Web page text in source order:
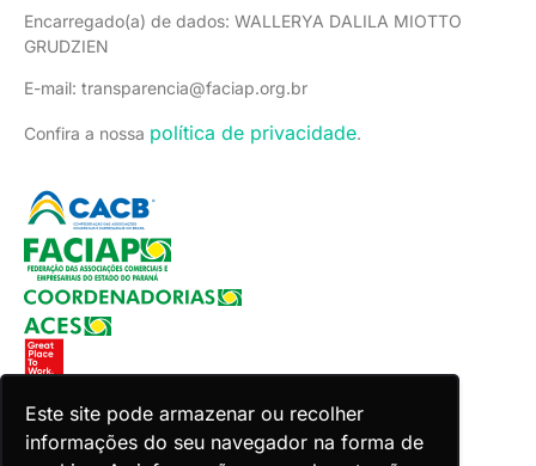
Este site pode armazenar ou recolher
informações do seu navegador na forma de
Encarregado(a) de dados: WALLERYA DALILA MIOTTO
GRUDZIEN
E-mail: transparencia@faciap.org.br
Confira a nossa política de privacidade.
Copyright 2026 Faciap. Todos os direitos reservados.